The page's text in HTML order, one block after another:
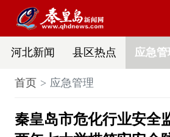
河北新闻 县区热点 应急管
首页 应急管理
秦皇岛市危化行业安全